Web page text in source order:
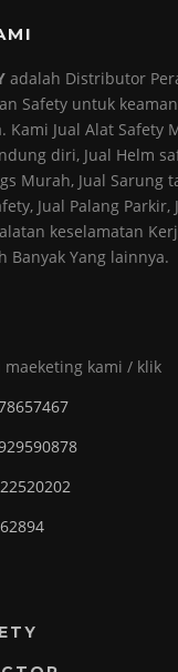
adalah Distributor
Safety untuk
Kami Jual Alat Safety
diri, Jual Helm
Murah, Jual Sarung
Jual Palang
keselamatan
Banyak Yang lainnya.
kami / klik